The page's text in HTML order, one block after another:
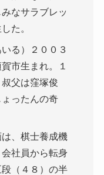
なサラブレッ
た。
る）２００３
市生まれ。１
父は窪塚俊
ったんの奇
、棋士養成機
社員から転身
（４８）の半